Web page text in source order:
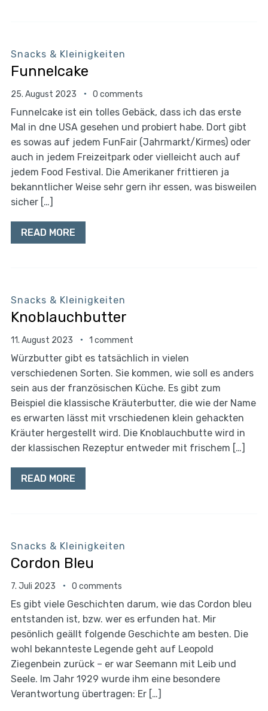
Snacks & Kleinigkeiten
Funnelcake
25. August 2023 0 comments
Funnelcake ist ein tolles Gebäck, dass ich das erste
Mal in dne USA gesehen und probiert habe. Dort gibt
es sowas auf jedem FunFair (Jahrmarkt/Kirmes) oder
auch in jedem Freizeitpark oder vielleicht auch auf
jedem Food Festival. Die Amerikaner frittieren ja
bekanntlicher Weise sehr gern ihr essen, was bisweilen
sicher […]
READ MORE
Snacks & Kleinigkeiten
Knoblauchbutter
11. August 2023 1 comment
Würzbutter gibt es tatsächlich in vielen
verschiedenen Sorten. Sie kommen, wie soll es anders
sein aus der französischen Küche. Es gibt zum
Beispiel die klassische Kräuterbutter, die wie der Name
es erwarten lässt mit vrschiedenen klein gehackten
Kräuter hergestellt wird. Die Knoblauchbutte wird in
der klassischen Rezeptur entweder mit frischem […]
READ MORE
Snacks & Kleinigkeiten
Cordon Bleu
7. Juli 2023 0 comments
Es gibt viele Geschichten darum, wie das Cordon bleu
entstanden ist, bzw. wer es erfunden hat. Mir
pesönlich geällt folgende Geschichte am besten. Die
wohl bekannteste Legende geht auf Leopold
Ziegenbein zurück – er war Seemann mit Leib und
Seele. Im Jahr 1929 wurde ihm eine besondere
Verantwortung übertragen: Er […]